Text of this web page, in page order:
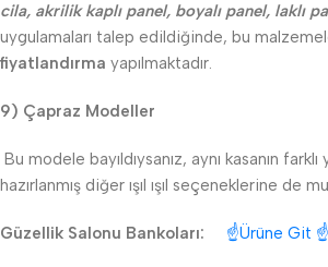
cila, akrilik kaplı panel, boyalı panel, laklı
uygulamaları talep edildiğinde, bu
fiyatlandırma yapılmaktadır.
9) Çapraz Modeller
Bu modele bayıldıysanız, aynı kasanın
hazırlanmış diğer ışıl ışıl seçeneklerine de
Güzellik Salonu Bankoları: ☝Ürüne Git ☝